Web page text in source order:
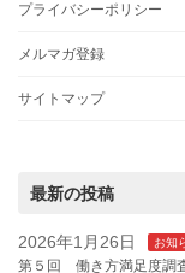
プライバシーポリシー
メルマガ登録
サイトマップ
最新の投稿
2026年1月26日 お知
第５回 働き方満足度調